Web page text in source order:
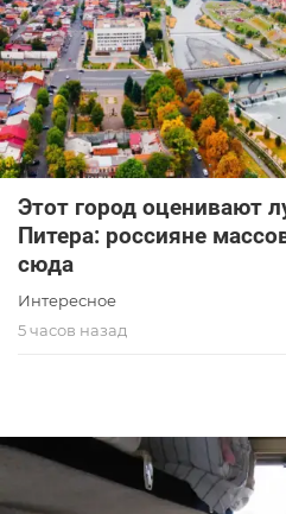
Этот город оценивают
Питера: россияне
сюда
Интересное
5 часов назад